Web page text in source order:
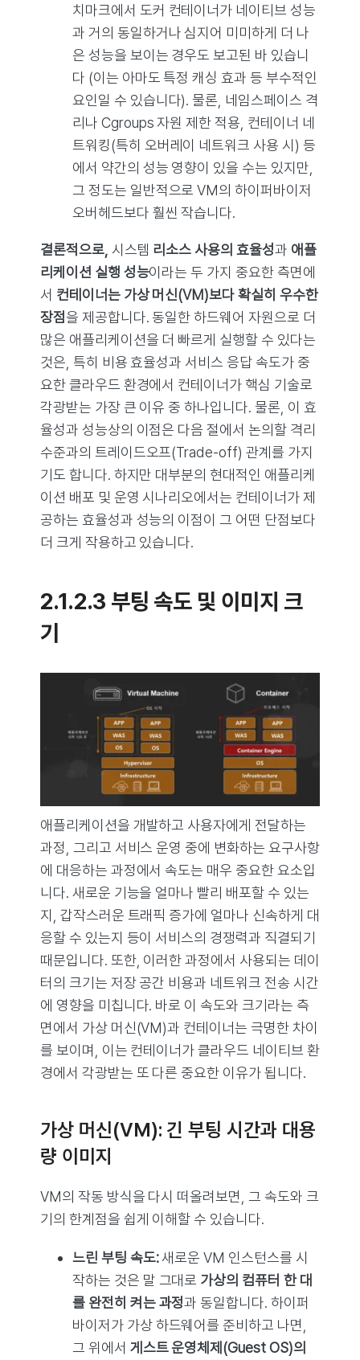
치마크에서 도커 컨테이너가 네이티브 성능
과 거의 동일하거나 심지어 미미하게 더 나
은 성능을 보이는 경우도 보고된 바 있습니
다 (이는 아마도 특정 캐싱 효과 등 부수적인
요인일 수 있습니다). 물론, 네임스페이스 격
리나 Cgroups 자원 제한 적용, 컨테이너 네
트워킹(특히 오버레이 네트워크 사용 시) 등
에서 약간의 성능 영향이 있을 수는 있지만,
그 정도는 일반적으로 VM의 하이퍼바이저
오버헤드보다 훨씬 작습니다.
결론적으로, 시스템 리소스 사용의 효율성과 애플
리케이션 실행 성능이라는 두 가지 중요한 측면에
서 컨테이너는 가상 머신(VM)보다 확실히 우수한
장점을 제공합니다. 동일한 하드웨어 자원으로 더
많은 애플리케이션을 더 빠르게 실행할 수 있다는
것은, 특히 비용 효율성과 서비스 응답 속도가 중
요한 클라우드 환경에서 컨테이너가 핵심 기술로
각광받는 가장 큰 이유 중 하나입니다. 물론, 이 효
율성과 성능상의 이점은 다음 절에서 논의할 격리
수준과의 트레이드오프(Trade-off) 관계를 가지
기도 합니다. 하지만 대부분의 현대적인 애플리케
이션 배포 및 운영 시나리오에서는 컨테이너가 제
공하는 효율성과 성능의 이점이 그 어떤 단점보다
더 크게 작용하고 있습니다.
2.1.2.3 부팅 속도 및 이미지 크
기
애플리케이션을 개발하고 사용자에게 전달하는
과정, 그리고 서비스 운영 중에 변화하는 요구사항
에 대응하는 과정에서 속도는 매우 중요한 요소입
니다. 새로운 기능을 얼마나 빨리 배포할 수 있는
지, 갑작스러운 트래픽 증가에 얼마나 신속하게 대
응할 수 있는지 등이 서비스의 경쟁력과 직결되기
때문입니다. 또한, 이러한 과정에서 사용되는 데이
터의 크기는 저장 공간 비용과 네트워크 전송 시간
에 영향을 미칩니다. 바로 이 속도와 크기라는 측
면에서 가상 머신(VM)과 컨테이너는 극명한 차이
를 보이며, 이는 컨테이너가 클라우드 네이티브 환
경에서 각광받는 또 다른 중요한 이유가 됩니다.
가상 머신(VM): 긴 부팅 시간과 대용
량 이미지
VM의 작동 방식을 다시 떠올려보면, 그 속도와 크
기의 한계점을 쉽게 이해할 수 있습니다.
느린 부팅 속도:새로운 VM 인스턴스를 시
작하는 것은 말 그대로 가상의 컴퓨터 한 대
를 완전히 켜는 과정과 동일합니다. 하이퍼
바이저가 가상 하드웨어를 준비하고 나면,
그 위에서 게스트 운영체제(Guest OS)의